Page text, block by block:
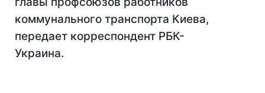
коммунального транспорта Киева,
передает корреспондент РБК-
Украина.